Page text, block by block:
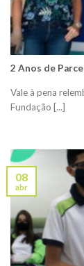
2 Anos de
Vale à pena
Fundação [...]
08
abr